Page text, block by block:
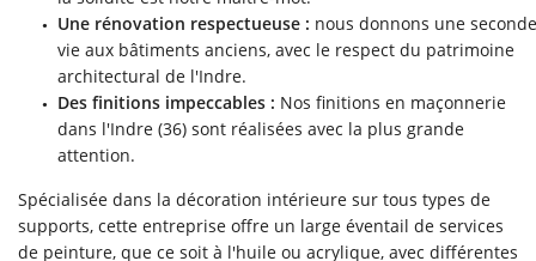
Une rénovation respectueuse : nous donnons une seconde
vie aux bâtiments anciens, avec le respect du patrimoine
architectural de l'Indre.
Des finitions impeccables : Nos finitions en maçonnerie
dans l'Indre (36) sont réalisées avec la plus grande
attention.
Spécialisée dans la décoration intérieure sur tous types de
supports, cette entreprise offre un large éventail de services
de peinture, que ce soit à l'huile ou acrylique, avec différentes